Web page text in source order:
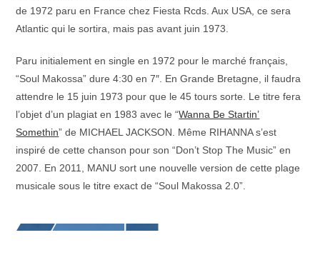
de 1972 paru en France chez Fiesta Rcds. Aux USA, ce sera
Atlantic qui le sortira, mais pas avant juin 1973.
Paru initialement en single en 1972 pour le marché français,
“Soul Makossa” dure 4:30 en 7″. En Grande Bretagne, il faudra
attendre le 15 juin 1973 pour que le 45 tours sorte. Le titre fera
l’objet d’un plagiat en 1983 avec le “Wanna Be Startin’
Somethin” de MICHAEL JACKSON. Même RIHANNA s’est
inspiré de cette chanson pour son “Don’t Stop The Music” en
2007. En 2011, MANU sort une nouvelle version de cette plage
musicale sous le titre exact de “Soul Makossa 2.0”.